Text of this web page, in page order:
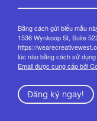
Bằng cách gửi biểu mẫu
1536 Wynkoop St, Suite
https://
lúc nào bằng cách sử
Email được cung cấp bởi
Đăng ký ngay!